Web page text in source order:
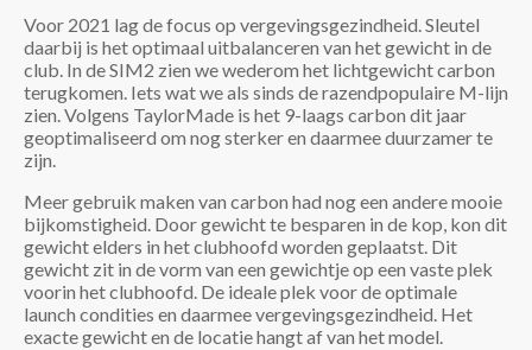
Voor 2021 lag de focus op vergevingsgezindheid. Sleutel
daarbij is het optimaal uitbalanceren van het gewicht in de
club. In de SIM2 zien we wederom het lichtgewicht carbon
terugkomen. Iets wat we als sinds de razendpopulaire M-lijn
zien. Volgens TaylorMade is het 9-laags carbon dit jaar
geoptimaliseerd om nog sterker en daarmee duurzamer te
zijn.
Meer gebruik maken van carbon had nog een andere mooie
bijkomstigheid. Door gewicht te besparen in de kop, kon dit
gewicht elders in het clubhoofd worden geplaatst. Dit
gewicht zit in de vorm van een gewichtje op een vaste plek
voorin het clubhoofd. De ideale plek voor de optimale
launch condities en daarmee vergevingsgezindheid. Het
exacte gewicht en de locatie hangt af van het model.